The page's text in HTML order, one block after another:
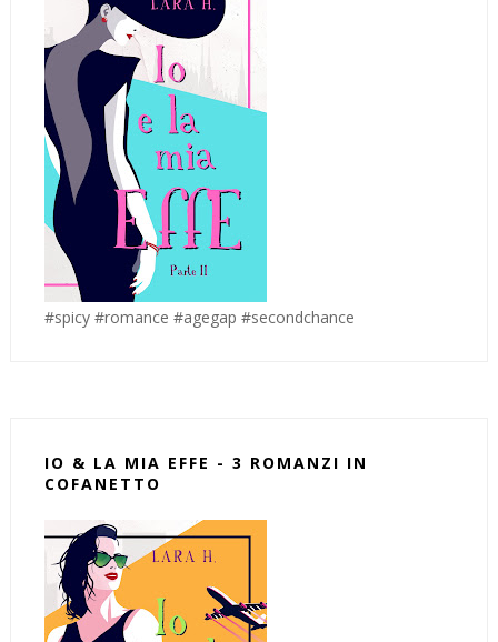
#spicy #romance #agegap #secondchance
IO & LA MIA EFFE - 3 ROMANZI IN
COFANETTO